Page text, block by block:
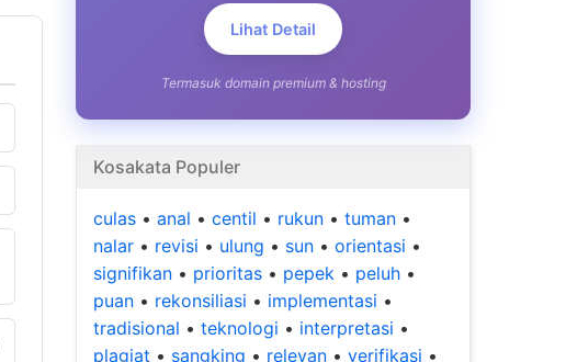
Lihat Detail
Termasuk domain premium & hosting
Kosakata Populer
culas • anal • centil • rukun • tuman •
nalar • revisi • ulung • sun • orientasi •
signifikan • prioritas • pepek • peluh •
puan • rekonsiliasi • implementasi •
tradisional • teknologi • interpretasi •
plagiat • sangking • relevan • verifikasi •